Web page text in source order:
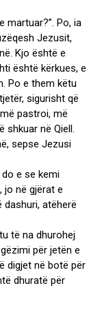
martuar?”. Po, ia
Jezusit,
Kjo është e
është kërkues, e
Po e them këtu
sigurisht që
pastroi, më
shkuar në Qiell.
sepse Jezusi
e se kemi
jo në gjërat e
atëherë
të na dhurohej
për jetën e
digjet në botë për
dhuratë për